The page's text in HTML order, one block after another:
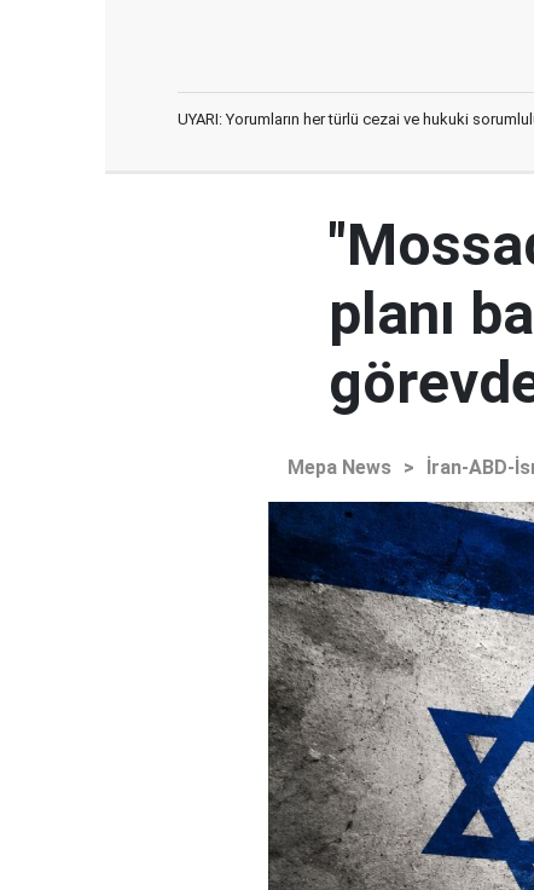
UYARI: Yorumların her türlü cezai ve hukuki
planı
Mepa News > İran-ABD-